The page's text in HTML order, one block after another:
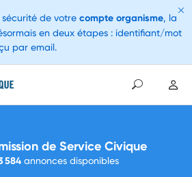
de Service Civique
584 annonces disponibles
de votre compte organisme, la
en deux étapes : identifiant/mot
par email.